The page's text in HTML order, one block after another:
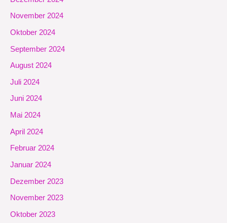
November 2024
Oktober 2024
September 2024
August 2024
Juli 2024
Juni 2024
Mai 2024
April 2024
Februar 2024
Januar 2024
Dezember 2023
November 2023
Oktober 2023